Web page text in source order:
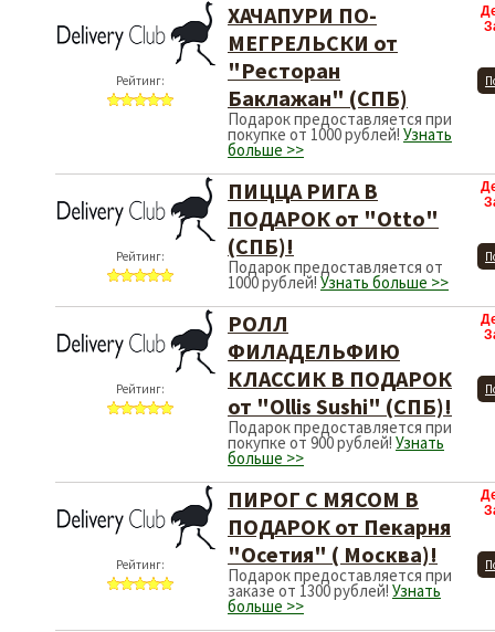
Рейтинг:
ХАЧАПУРИ ПО-
МЕГРЕЛЬСКИ от
"Ресторан
Баклажан" (СПБ)
Подарок предоставляется при
покупке от 1000 рублей! Узнать
больше >>
Рейтинг:
ПИЦЦА РИГА В
ПОДАРОК от "Otto"
(СПБ)!
Подарок предоставляется от
1000 рублей! Узнать больше >>
Рейтинг:
РОЛЛ
ФИЛАДЕЛЬФИЮ
КЛАССИК В ПОДАРОК
от "Ollis Sushi" (СПБ)!
Подарок предоставляется при
покупке от 900 рублей! Узнать
больше >>
Рейтинг:
ПИРОГ С МЯСОМ В
ПОДАРОК от Пекарня
"Осетия" ( Москва)!
Подарок предоставляется при
заказе от 1300 рублей! Узнать
больше >>